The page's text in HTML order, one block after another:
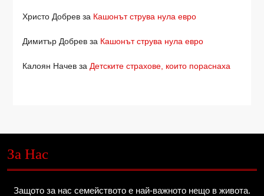
Христо Добрев за Кашонът струва нула евро
Димитър Добрев за Кашонът струва нула евро
Калоян Начев за Детските страхове, които пораснаха
За Нас
Защото за нас семейството е най-важното нещо в живота.